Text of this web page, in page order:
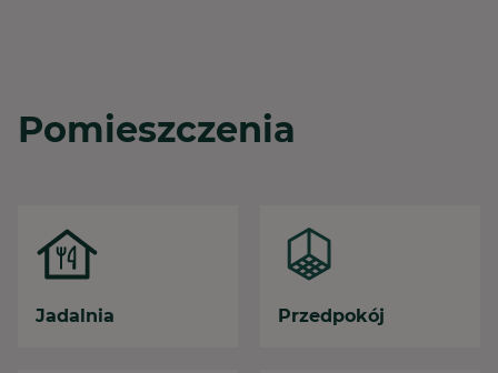
Pomieszczenia
Jadalnia Przedpokój